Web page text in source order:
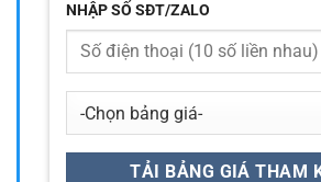
NHẬP SỐ SĐT/ZALO